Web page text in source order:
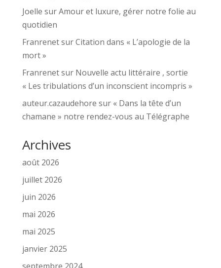
Joelle surAmour et luxure, gérer notre folie au
quotidien
FranrenetsurCitation dans « L’apologie de la
mort »
Franrenetsur Nouvelle actu littéraire , sortie
« Les tribulations d’un inconscient incompris »
auteur.cazaudehore sur « Dans la tête d’un
chamane » notre rendez-vous au Télégraphe
Archives
août 2026
juillet 2026
juin 2026
mai 2026
mai 2025
janvier 2025
septembre 2024